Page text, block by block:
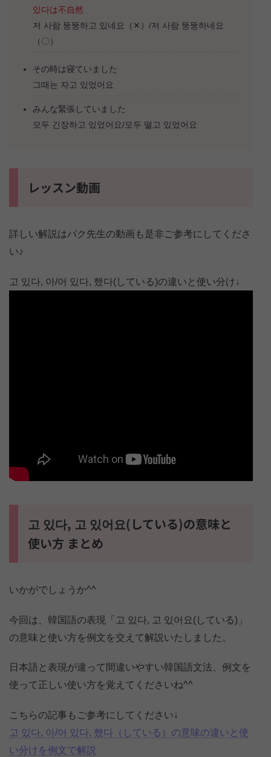
있다は不自然
저 사람 뚱뚱하고 있네요（✕）/저 사람 뚱뚱하네요
（〇）
その時は寝ていました
그때는 자고 있었어요
みんな緊張していました
모두 긴장하고 있었어요/모두 떨고 있었어요
レッスン動画
詳しい解説はパク先生の動画も是非ご参考にしてくださ
い♪
고 있다, 아/어 있다, 했다(している)の違いと使い分け↓
고 있다, 고 있어요(している)の意味と
使い方 まとめ
いかがでしょうか^^
今回は、韓国語の表現「고 있다, 고 있어요(している)」
の意味と使い方を例文を交えて解説いたしました。
日本語と表現が違って間違いやすい韓国語文法、例文を
使って正しい使い方を覚えてくださいね^^
こちらの記事もご参考にしてください↓
고 있다, 아/어 있다, 했다（している）の意味の違いと使
い分けを例文で解説